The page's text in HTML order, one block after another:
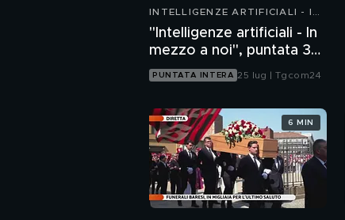
INTELLIGENZE ARTIFICIALI - IN
"Intelligenze artificiali - In
mezzo a noi", puntata 35:
il progetto Glasswing
PUNTATA INTERA 25 lug | Tgcom24
6 MIN